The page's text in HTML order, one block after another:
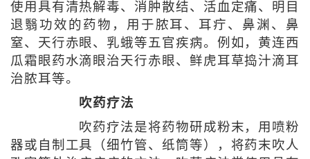
使用具有清热解毒、消肿散结、活血定痛、明目
退翳功效的药物，用于脓耳、耳疔、鼻渊、鼻
窒、天行赤眼、乳蛾等五官疾病。例如，黄连西
瓜霜眼药水滴眼治天行赤眼、鲜虎耳草捣汁滴耳
治脓耳等。
吹药疗法
吹药疗法是将药物研成粉末，用喷粉
器或自制工具（细竹管、纸筒等），将药末吹人